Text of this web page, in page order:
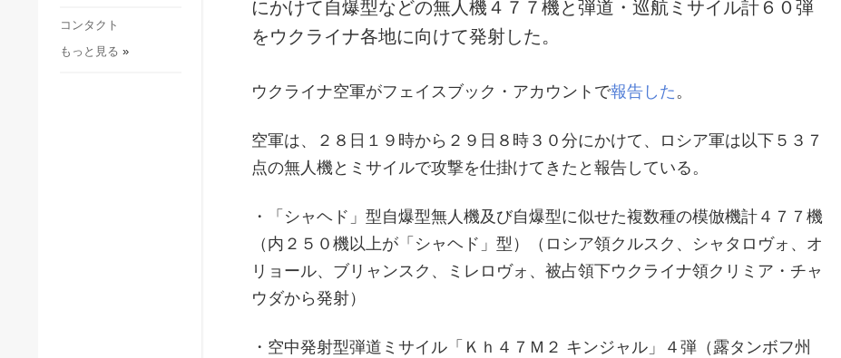
コンタクト
もっと見る »
にかけて自爆型などの無人機４７７機と弾道・巡航ミサイル計６０弾
をウクライナ各地に向けて発射した。
ウクライナ空軍がフェイスブック・アカウントで報告した 。
空軍は、２８日１９時から２９日８時３０分にかけて、ロシア軍は以下５３７
点の無人機とミサイルで攻撃を仕掛けてきたと報告している。
・「シャヘド」型自爆型無人機及び自爆型に似せた複数種の模倣機計４７７機
（内２５０機以上が「シャヘド」型）（ロシア領クルスク、シャタロヴォ、オ
リョール、ブリャンスク、ミレロヴォ、被占領下ウクライナ領クリミア・チャ
ウダから発射）
・空中発射型弾道ミサイル「Ｋｈ４７Ｍ２ キンジャル」４弾（露タンボフ州